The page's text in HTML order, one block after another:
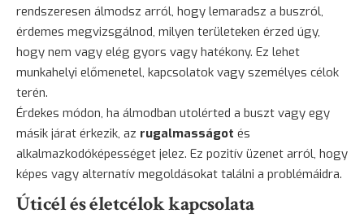
rendszeresen álmodsz arról, hogy lemaradsz a buszról,
érdemes megvizsgálnod, milyen területeken érzed úgy,
hogy nem vagy elég gyors vagy hatékony. Ez lehet
munkahelyi előmenetel, kapcsolatok vagy személyes célok
terén.
Érdekes módon, ha álmodban utolérted a buszt vagy egy
másik járat érkezik, az rugalmasságot és
alkalmazkodóképességet jelez. Ez pozitív üzenet arról, hogy
képes vagy alternatív megoldásokat találni a problémáidra.
Úticél és életcélok kapcsolata